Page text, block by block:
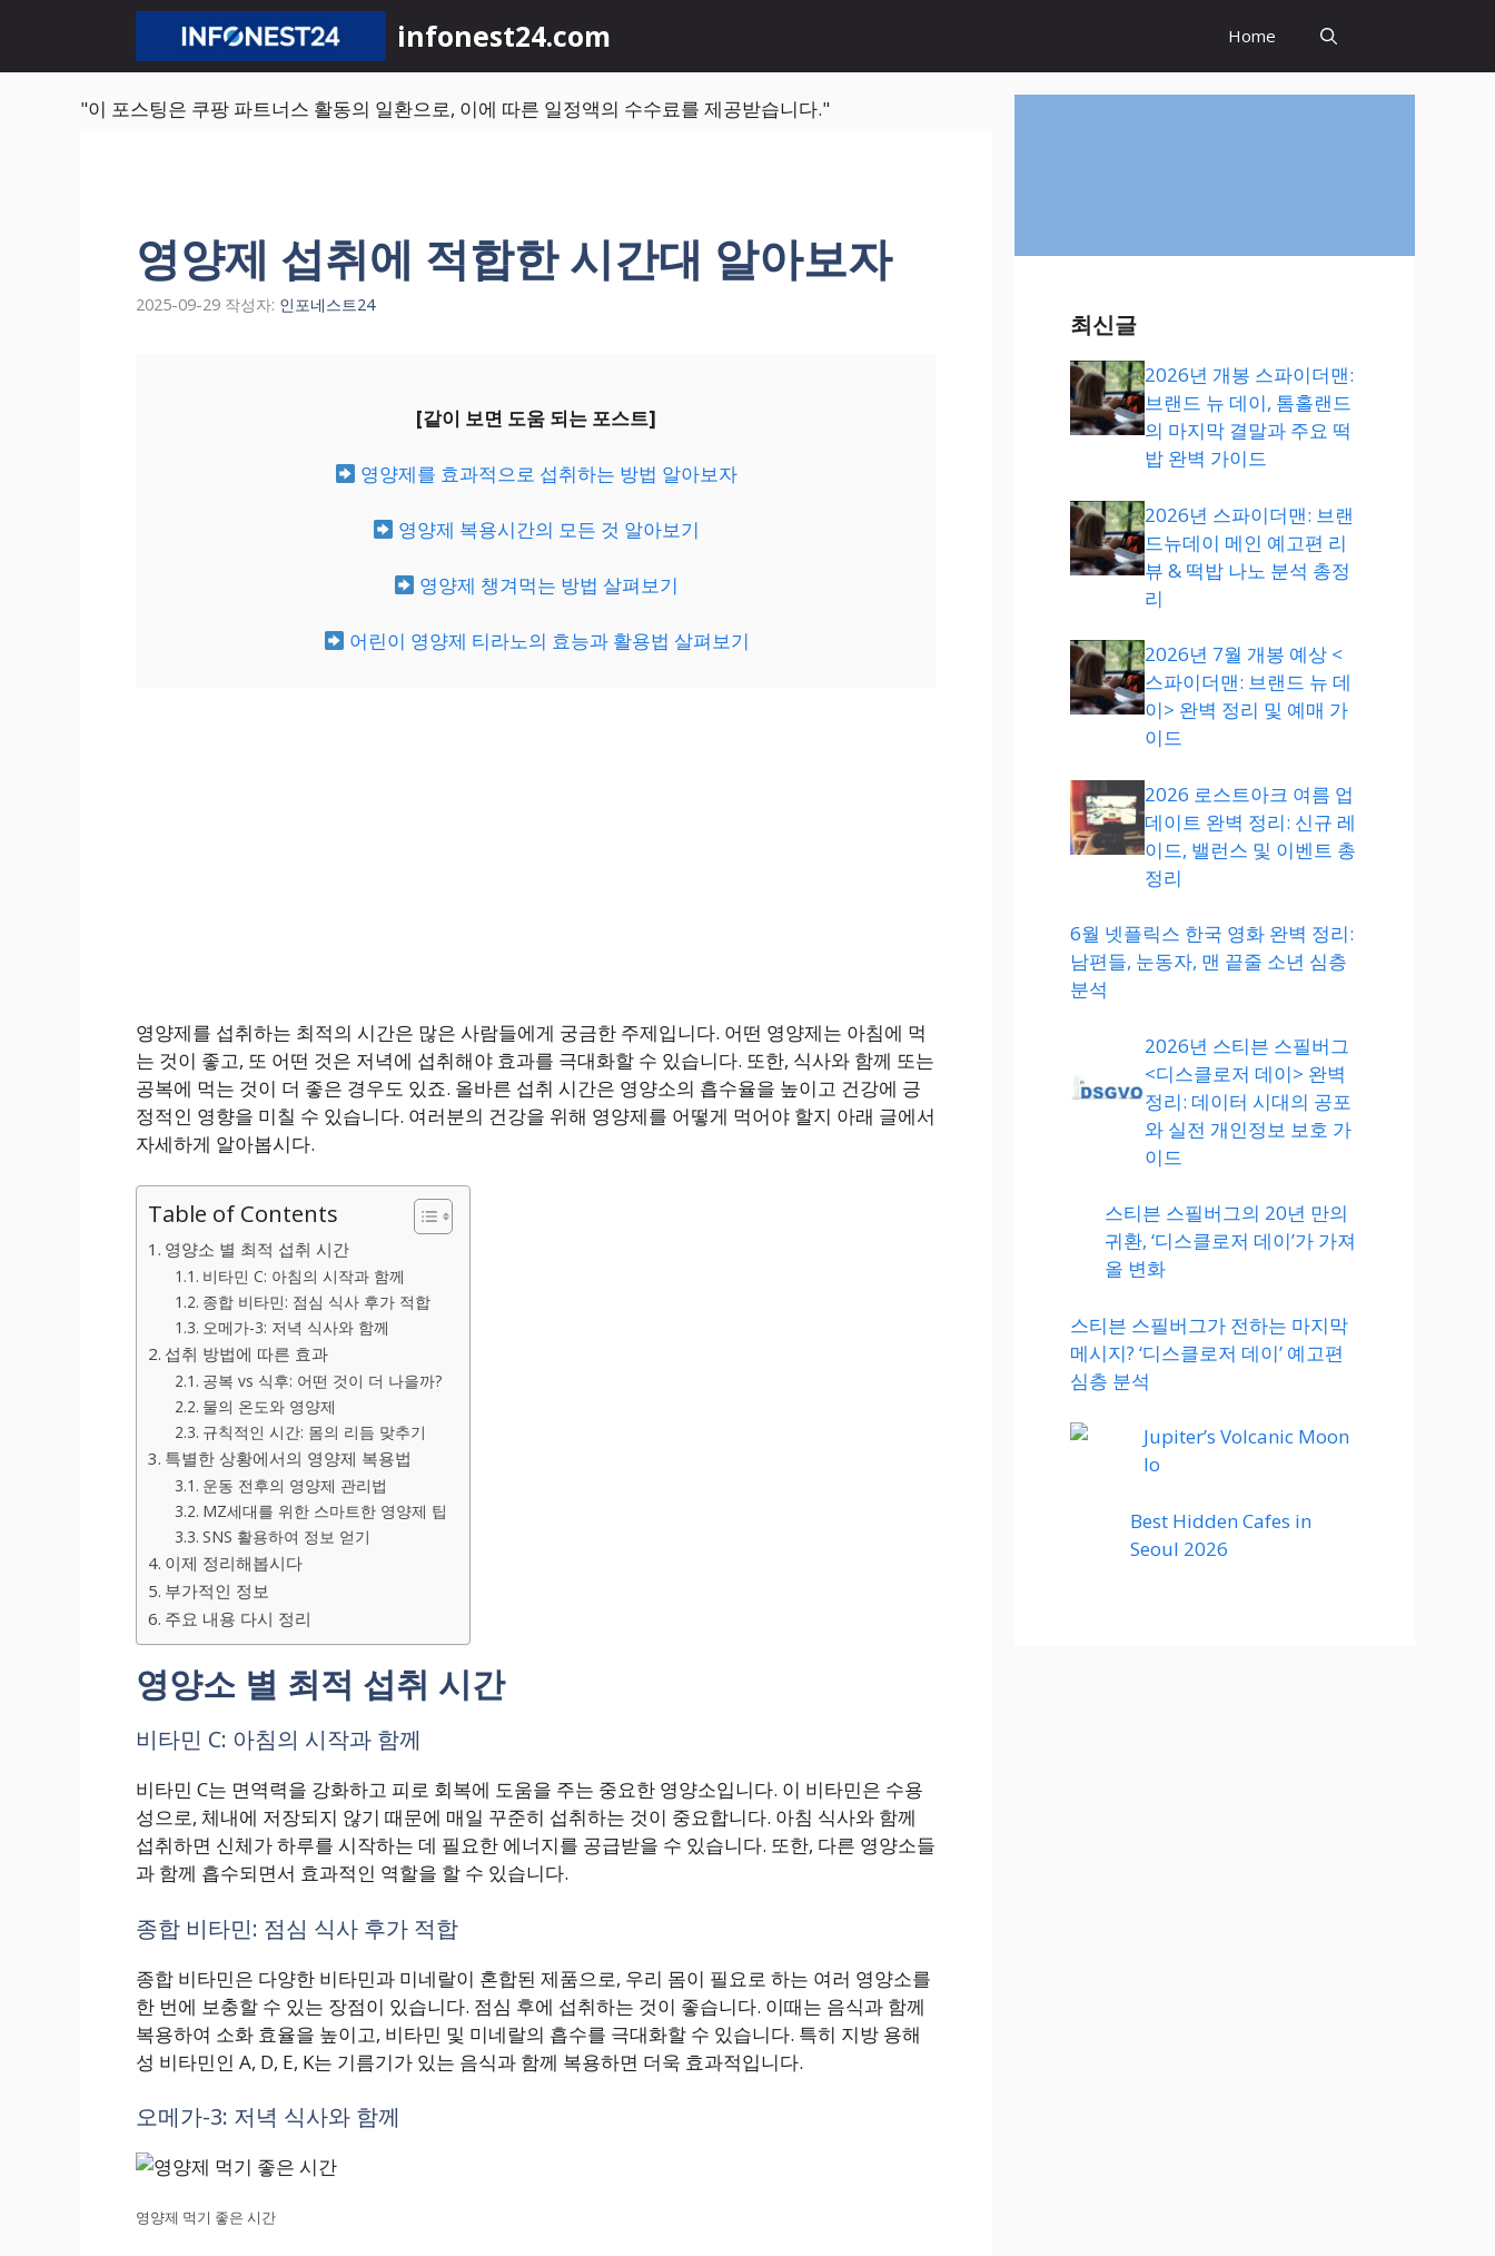
츠
infonest24.com Home
"이 포스팅은 쿠팡 파트너스 활동의 일환으로, 이에 따른 일정액의 수수료를 제공받습니다."
영양제 섭취에 적합한 시간대 알아보자
2025-09-29 작성자: 인포네스트24
[같이 보면 도움 되는 포스트]
영양제를 효과적으로 섭취하는 방법 알아보자
영양제 복용시간의 모든 것 알아보기
영양제 챙겨먹는 방법 살펴보기
어린이 영양제 티라노의 효능과 활용법 살펴보기
영양제를 섭취하는 최적의 시간은 많은 사람들에게 궁금한 주제입니다. 어떤 영양제는 아침에 먹
는 것이 좋고, 또 어떤 것은 저녁에 섭취해야 효과를 극대화할 수 있습니다. 또한, 식사와 함께 또는
공복에 먹는 것이 더 좋은 경우도 있죠. 올바른 섭취 시간은 영양소의 흡수율을 높이고 건강에 긍
정적인 영향을 미칠 수 있습니다. 여러분의 건강을 위해 영양제를 어떻게 먹어야 할지 아래 글에서
자세하게 알아봅시다.
Table of Contents
영양소 별 최적 섭취 시간
비타민 C: 아침의 시작과 함께
종합 비타민: 점심 식사 후가 적합
오메가-3: 저녁 식사와 함께
섭취 방법에 따른 효과
공복 vs 식후: 어떤 것이 더 나을까?
물의 온도와 영양제
규칙적인 시간: 몸의 리듬 맞추기
특별한 상황에서의 영양제 복용법
운동 전후의 영양제 관리법
MZ세대를 위한 스마트한 영양제 팁
SNS 활용하여 정보 얻기
이제 정리해봅시다
부가적인 정보
주요 내용 다시 정리
영양소 별 최적 섭취 시간
비타민 C: 아침의 시작과 함께
비타민 C는 면역력을 강화하고 피로 회복에 도움을 주는 중요한 영양소입니다. 이 비타민은 수용
성으로, 체내에 저장되지 않기 때문에 매일 꾸준히 섭취하는 것이 중요합니다. 아침 식사와 함께
섭취하면 신체가 하루를 시작하는 데 필요한 에너지를 공급받을 수 있습니다. 또한, 다른 영양소들
과 함께 흡수되면서 효과적인 역할을 할 수 있습니다.
종합 비타민: 점심 식사 후가 적합
종합 비타민은 다양한 비타민과 미네랄이 혼합된 제품으로, 우리 몸이 필요로 하는 여러 영양소를
한 번에 보충할 수 있는 장점이 있습니다. 점심 후에 섭취하는 것이 좋습니다. 이때는 음식과 함께
복용하여 소화 효율을 높이고, 비타민 및 미네랄의 흡수를 극대화할 수 있습니다. 특히 지방 용해
성 비타민인 A, D, E, K는 기름기가 있는 음식과 함께 복용하면 더욱 효과적입니다.
오메가-3: 저녁 식사와 함께
영양제 먹기 좋은 시간
최신글
2026년 개봉 스파이더맨:
브랜드 뉴 데이, 톰홀랜드
의 마지막 결말과 주요 떡
밥 완벽 가이드
2026년 스파이더맨: 브랜
드뉴데이 메인 예고편 리
뷰 & 떡밥 나노 분석 총정
리
2026년 7월 개봉 예상 <
스파이더맨: 브랜드 뉴 데
이> 완벽 정리 및 예매 가
이드
2026 로스트아크 여름 업
데이트 완벽 정리: 신규 레
이드, 밸런스 및 이벤트 총
정리
6월 넷플릭스 한국 영화 완벽 정리:
남편들, 눈동자, 맨 끝줄 소년 심층
분석
2026년 스티븐 스필버그
<디스클로저 데이> 완벽
정리: 데이터 시대의 공포
와 실전 개인정보 보호 가
이드
스티븐 스필버그의 20년 만의
귀환, ‘디스클로저 데이’가 가져
올 변화
스티븐 스필버그가 전하는 마지막
메시지? ‘디스클로저 데이’ 예고편
심층 분석
Jupiter’s Volcanic Moon
Io
Best Hidden Cafes in
Seoul 2026